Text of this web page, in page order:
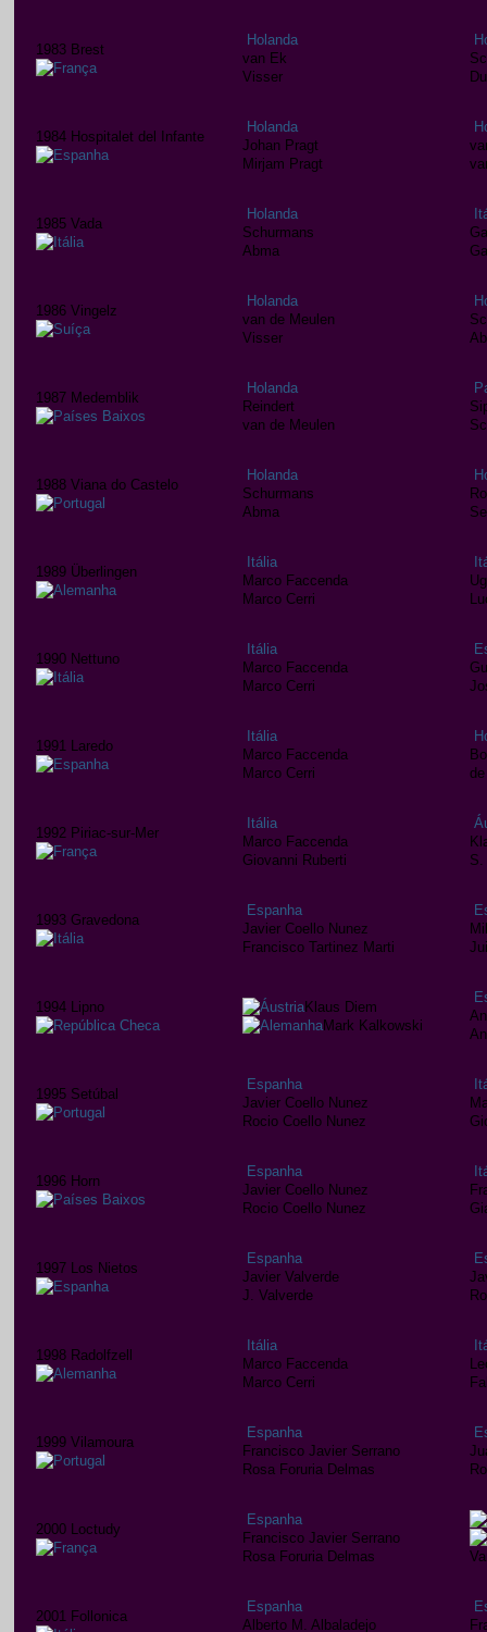
1983 Brest
Holanda
van Ek
Visser
1984 Hospitalet del Infante
Holanda
Johan Pragt
Mirjam Pragt
1985 Vada
Holanda
Schurmans
Abma
1986 Vingelz
Holanda
van de Meulen
Visser
1987 Medemblik
Holanda
Reindert
van de Meulen
1988 Viana do Castelo
Holanda
Schurmans
Abma
1989 Überlingen
Itália
Marco Faccenda
Marco Cerri
1990 Nettuno
Itália
Marco Faccenda
Marco Cerri
1991 Laredo
Itália
Marco Faccenda
Marco Cerri
1992 Piriac-sur-Mer
Itália
Marco Faccenda
Giovanni Ruberti
S.
1993 Gravedona
Espanha
Javier Coello Nunez
Francisco Tartinez Marti
1994 Lipno
Klaus Diem
Mark Kalkowski
1995 Setúbal
Espanha
Javier Coello Nunez
Rocio Coello Nunez
1996 Horn
Espanha
Javier Coello Nunez
Rocio Coello Nunez
1997 Los Nietos
Espanha
Javier Valverde
J. Valverde
1998 Radolfzell
Itália
Marco Faccenda
Marco Cerri
1999 Vilamoura
Espanha
Francisco Javier Serrano
Rosa Foruria Delmas
2000 Loctudy
Espanha
Francisco Javier Serrano
Rosa Foruria Delmas
2001 Follonica
Espanha
Alberto M. Albaladejo